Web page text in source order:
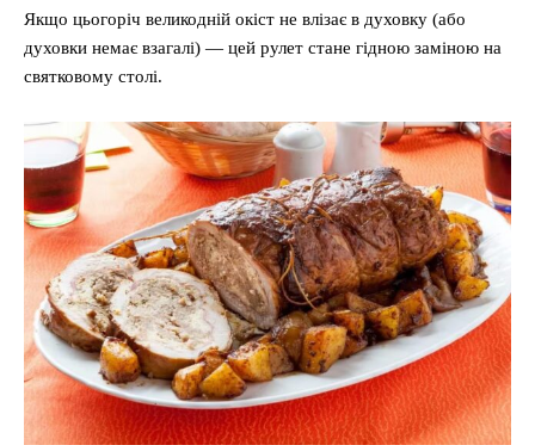
Якщо цьогоріч великодній окіст не влізає в духовку (або
духовки немає взагалі) — цей рулет стане гідною заміною на
святковому столі.